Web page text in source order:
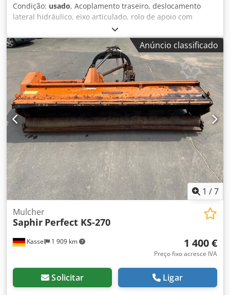
Condição: usado, Acoplamento traseiro, deslocamento
lateral hidráulico, eixo articulado, rolo de apoio com
raspador. Cjdpfoual Szjx Ag Sjrf
Anúncio classificado
1 /7
Kassel 1 909 km
Mulcher
Saphir Perfect KS-270
1 400 €
Preço fixo acresce IVA
Solicitar Ligar